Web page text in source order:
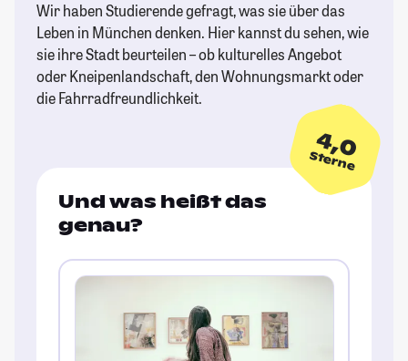
Wir haben Studierende gefragt, was sie über das
Leben in München denken. Hier kannst du sehen, wie
sie ihre Stadt beurteilen – ob kulturelles Angebot
oder Kneipenlandschaft, den Wohnungsmarkt oder
die Fahrradfreundlichkeit.
4,0
Sterne
Und was heißt das
genau?